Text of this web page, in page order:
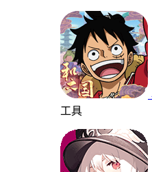
工具